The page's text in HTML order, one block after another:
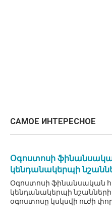
САМОЕ ИНТЕРЕСНОЕ
Օգոստոսի
կենդանակերպի
Օգոստոսի ֆինանսական
կենդանակերպի նշանների
օգոստոսը կսկսվի ուժի